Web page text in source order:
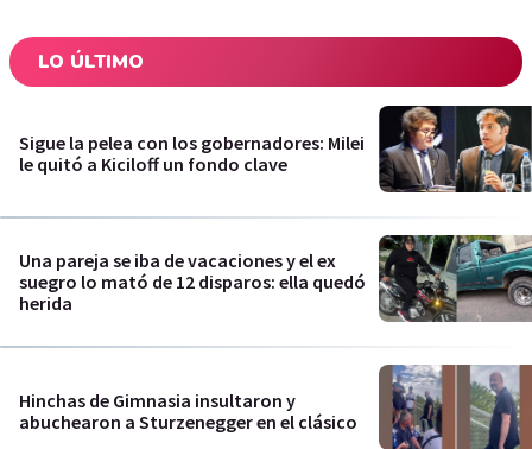
LO ÚLTIMO
Sigue la pelea con los gobernadores: Milei
le quitó a Kiciloff un fondo clave
Una pareja se iba de vacaciones y el ex
suegro lo mató de 12 disparos: ella quedó
herida
Hinchas de Gimnasia insultaron y
abuchearon a Sturzenegger en el clásico